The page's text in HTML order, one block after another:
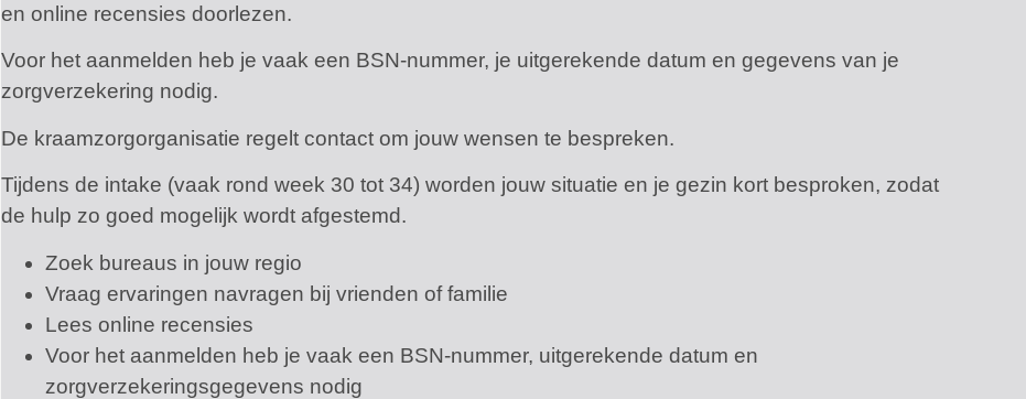
en online recensies doorlezen.
Voor het aanmelden heb je vaak een BSN-nummer, je uitgerekende datum en gegevens van je
zorgverzekering nodig.
De kraamzorgorganisatie regelt contact om jouw wensen te bespreken.
Tijdens de intake (vaak rond week 30 tot 34) worden jouw situatie en je gezin kort besproken, zodat
de hulp zo goed mogelijk wordt afgestemd.
Zoek bureaus in jouw regio
Vraag ervaringen navragen bij vrienden of familie
Lees online recensies
Voor het aanmelden heb je vaak een BSN-nummer, uitgerekende datum en
zorgverzekeringsgegevens nodig